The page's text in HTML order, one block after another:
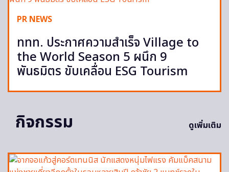
PR NEWS
ททท. ประกาศความสำเร็จ Village to
the World Season 5 ผนึก 9
พันธมิตร ขับเคลื่อน ESG Tourism
กิจกรรม ดูเพิ่มเติม